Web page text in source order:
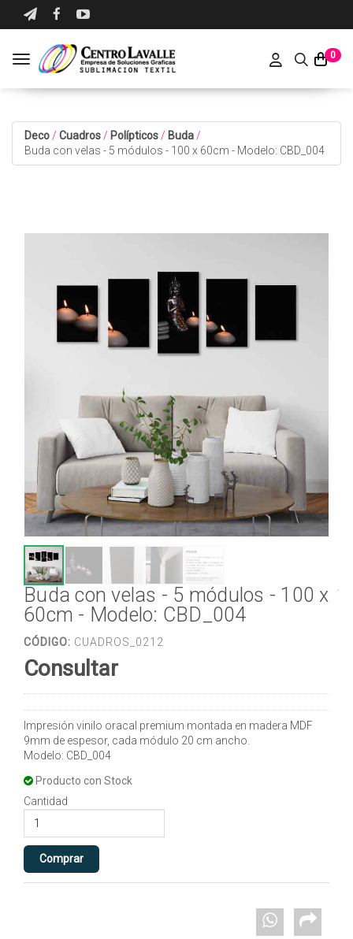
0
Toggle navigation
Deco / Cuadros / Polípticos / Buda /
Buda con velas - 5 módulos - 100 x 60cm - Modelo: CBD_004
Buda con velas - 5 módulos - 100 x
60cm - Modelo: CBD_004
CÓDIGO: CUADROS_0212
Consultar
Impresión vinilo oracal premium montada en madera MDF
9mm de espesor, cada módulo 20 cm ancho.
Modelo: CBD_004
Producto con Stock
Cantidad